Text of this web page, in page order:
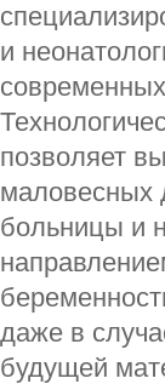
и
позволяет
маловесных
больницы и
даже в
будущей